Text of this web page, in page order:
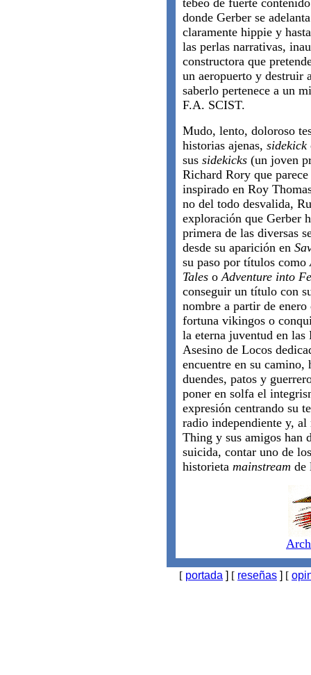
tebeo de fuerte
donde Gerber se
claramente hippie y
las perlas narrativas,
constructora que
un aeropuerto y destruir
saberlo pertenece a un
F.A. SCIST.
Mudo, lento, doloroso
historias ajenas, sidekick
sus sidekicks (un joven
Richard Rory que
inspirado en Roy
no del todo desvalida,
exploración que Gerber
primera de las diversas
desde su aparición en
su paso por títulos como
Tales oAdventure into
conseguir un título con
nombre a partir de
fortuna vikingos o
la eterna juventud en
Asesino de Locos
encuentre en su camino,
duendes, patos y
poner en solfa el
expresión centrando su
radio independiente y,
Thing y sus amigos han
suicida, contar uno de
historieta mainstream de
[ portada ] [ reseñas ] [